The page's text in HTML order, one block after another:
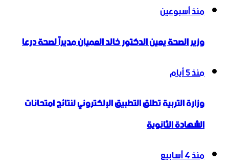
منذ أسبوعين
وزير الصحة يعين الدكتور خالد العميان مديراً لصحة درعا
منذ 5 أيام
وزارة التربية تطلق التطبيق الإلكتروني لنتائج امتحانات
الشهادة الثانوية
منذ 4 أسابيع